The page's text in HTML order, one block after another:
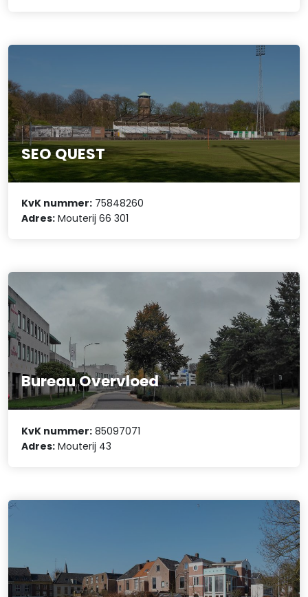
SEO QUEST
KvK nummer: 75848260
Adres: Mouterij 66 301
Bureau Overvloed
KvK nummer: 85097071
Adres: Mouterij 43